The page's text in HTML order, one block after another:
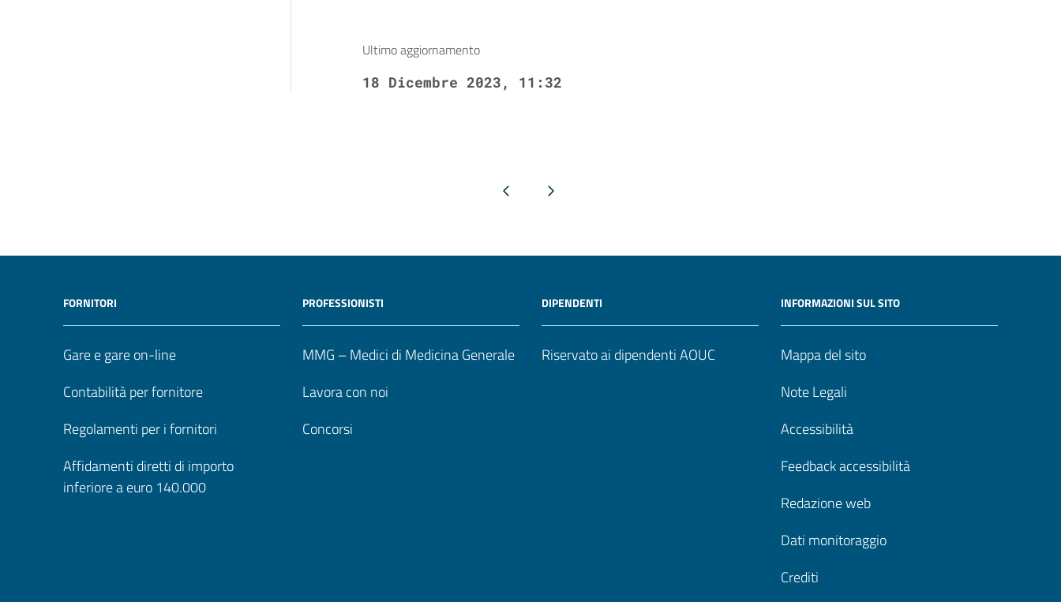
Ultimo aggiornamento
18 Dicembre 2023, 11:32
Pagina precedentePagina successiva
FORNITORI
Gare e gare on-line
Contabilità per fornitore
Regolamenti per i fornitori
Affidamenti diretti di importo
inferiore a euro 140.000
PROFESSIONISTI
MMG – Medici di Medicina Generale
Lavora con noi
Concorsi
DIPENDENTI
Riservato ai dipendenti AOUC
INFORMAZIONI SUL SITO
Mappa del sito
Note Legali
Accessibilità
Feedback accessibilità
Redazione web
Dati monitoraggio
Crediti